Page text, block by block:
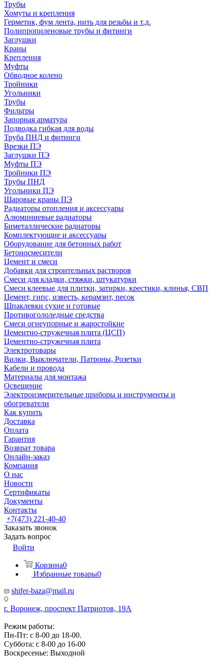
Трубы
Хомуты и крепления
Герметик, фум лента, нить для резьбы и т.д.
Полипропиленовые трубы и фитинги
Заглушки
Краны
Крепления
Муфты
Обводное колено
Тройники
Угольники
Трубы
Фильтры
Запорная арматура
Подводка гибкая для воды
Труба ПНД и фитинги
Врезки ПЭ
Заглушки ПЭ
Муфты ПЭ
Тройники ПЭ
Трубы ПНД
Угольники ПЭ
Шаровые краны ПЭ
Радиаторы отопления и аксессуары
Алюминиевые радиаторы
Биметаллические радиаторы
Комплектующие и аксессуары
Оборудование для бетонных работ
Бетоносмесители
Цемент и смеси
Добавки для строительных растворов
Смеси для кладки, стяжки, штукатурки
Смеси клеевые для плитки, затирки, крестики, клинья, СВП
Цемент, гипс, известь, керамзит, песок
Шпаклевки сухие и готовые
Противогололедные средства
Смеси огнеупорные и жаростойкие
Цементно-стружечная плита (ЦСП)
Цементно-стружечная плита
Электротовары
Вилки, Выключатели, Патроны, Розетки
Кабели и провода
Материалы для монтажа
Освещение
Электроизмерительные приборы и инструменты и
обогреватели
Как купить
Доставка
Оплата
Гарантия
Возврат товара
Онлайн-заказ
Компания
О нас
Новости
Сертификаты
Документы
Контакты
+7(473) 221-40-40
Заказать звонок
Задать вопрос
Войти
Корзина0
Избранные товары0
shifer-baza@mail.ru
г. Воронеж, проспект Патриотов, 19А
Режим работы:
Пн-Пт: с 8-00 до 18-00.
Суббота: с 8-00 до 16-00
Воскресенье: Выходной